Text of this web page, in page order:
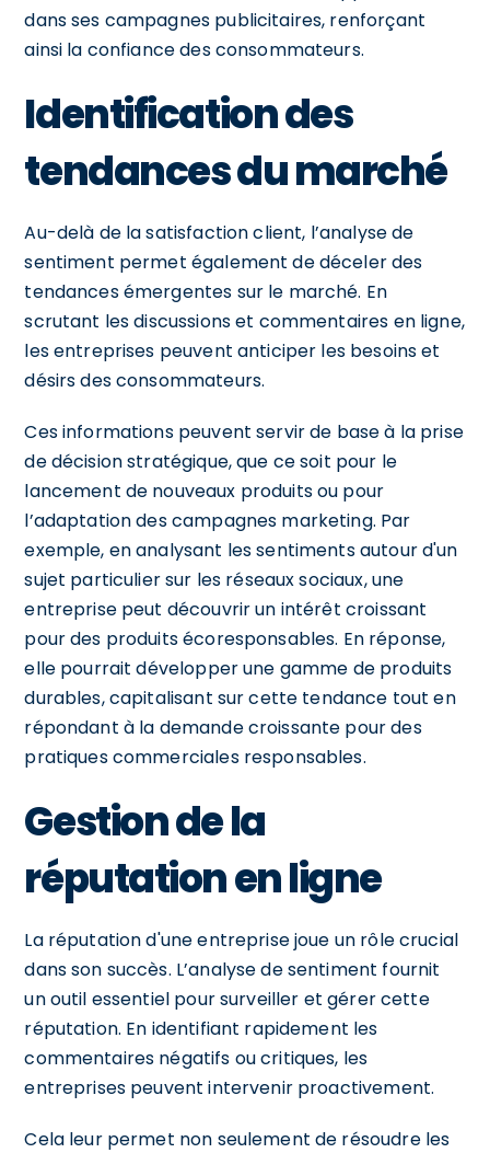
dans ses campagnes publicitaires, renforçant
ainsi la confiance des consommateurs.
Identification des
tendances du marché
Au-delà de la satisfaction client, l’analyse de
sentiment permet également de déceler des
tendances émergentes sur le marché. En
scrutant les discussions et commentaires en ligne,
les entreprises peuvent anticiper les besoins et
désirs des consommateurs.
Ces informations peuvent servir de base à la prise
de décision stratégique, que ce soit pour le
lancement de nouveaux produits ou pour
l’adaptation des campagnes marketing. Par
exemple, en analysant les sentiments autour d'un
sujet particulier sur les réseaux sociaux, une
entreprise peut découvrir un intérêt croissant
pour des produits écoresponsables. En réponse,
elle pourrait développer une gamme de produits
durables, capitalisant sur cette tendance tout en
répondant à la demande croissante pour des
pratiques commerciales responsables.
Gestion de la
réputation en ligne
La réputation d'une entreprise joue un rôle crucial
dans son succès. L’analyse de sentiment fournit
un outil essentiel pour surveiller et gérer cette
réputation. En identifiant rapidement les
commentaires négatifs ou critiques, les
entreprises peuvent intervenir proactivement.
Cela leur permet non seulement de résoudre les